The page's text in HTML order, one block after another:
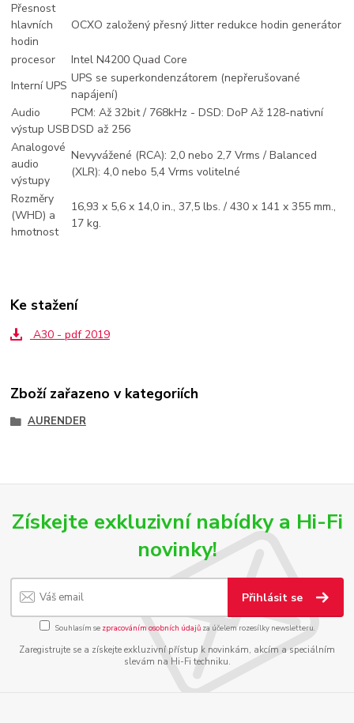
Přesnost
hlavních
hodin
OCXO založený přesný Jitter redukce hodin generátor
procesor
Intel N4200 Quad Core
Interní UPS
UPS se superkondenzátorem (nepřerušované
napájení)
Audio
výstup USB
PCM: Až 32bit / 768kHz - DSD: DoP Až 128-nativní
DSD až 256
Analogové
audio
výstupy
Nevyvážené (RCA): 2,0 nebo 2,7 Vrms / Balanced
(XLR): 4,0 nebo 5,4 Vrms volitelné
Rozměry
(WHD) a
hmotnost
16,93 x 5,6 x 14,0 in., 37,5 lbs. / 430 x 141 x 355 mm.,
17 kg.
Ke stažení
A30 - pdf 2019
Zboží zařazeno v kategoriích
AURENDER
Získejte exkluzivní nabídky a Hi-Fi
novinky!
Přihlásit se
Souhlasím se zpracováním osobních údajůza účelem rozesílky newsletteru.
Zaregistrujte se a získejte exkluzivní přístup k novinkám, akcím a speciálním
slevám na Hi-Fi techniku.